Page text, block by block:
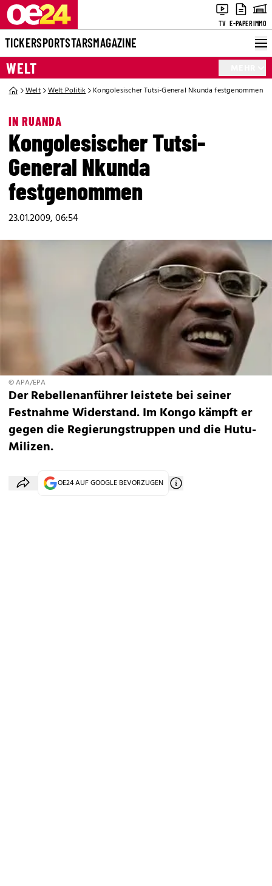
TV E-PAPERIMMO
TICKERSPORTSTARSMAGAZINE
WELT
Welt Welt Politik Kongolesischer Tutsi-General Nkunda festgenommen
IN RUANDA
Kongolesischer Tutsi-
General Nkunda
festgenommen
23.01.2009, 06:54
© APA/EPA
Der Rebellenanführer leistete bei seiner
Festnahme Widerstand. Im Kongo kämpft er
gegen die Regierungstruppen und die Hutu-
Milizen.
OE24 AUF GOOGLE BEVORZUGEN